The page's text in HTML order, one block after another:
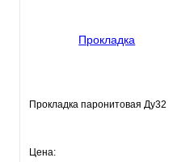
Прокладка паронитовая Ду32
Цена: